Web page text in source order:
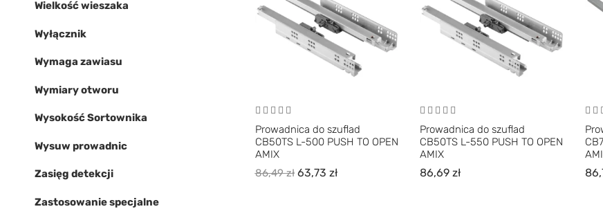
Wielkość wieszaka
Wyłącznik
Wymaga zawiasu
Wymiary otworu
Wysokość Sortownika
Wysuw prowadnic
Zasięg detekcji
Zastosowanie specjalne
Prowadnica do szuflad
CB50TS L-500 PUSH TO OPEN
AMIX
86,49zł 63,73 zł
Prowadnica do szuflad
CB50TS L-550 PUSH TO OPEN
AMIX
86,69zł